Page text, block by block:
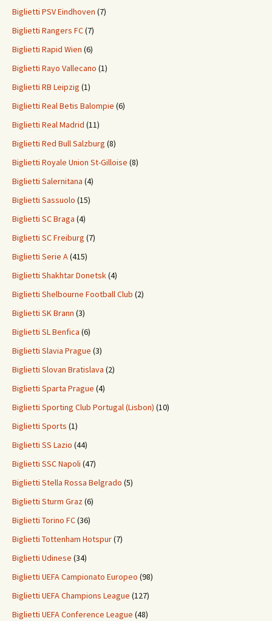
Biglietti PSV Eindhoven (7)
Biglietti Rangers FC(7)
Biglietti Rapid Wien (6)
Biglietti Rayo Vallecano (1)
Biglietti RB Leipzig (1)
Biglietti Real Betis Balompie (6)
Biglietti Real Madrid (11)
Biglietti Red Bull Salzburg (8)
Biglietti Royale Union St-Gilloise (8)
Biglietti Salernitana (4)
Biglietti Sassuolo (15)
Biglietti SC Braga (4)
Biglietti SC Freiburg (7)
Biglietti Serie A(415)
Biglietti Shakhtar Donetsk(4)
Biglietti Shelbourne Football Club (2)
Biglietti SK Brann (3)
Biglietti SL Benfica (6)
Biglietti Slavia Prague (3)
Biglietti Slovan Bratislava (2)
Biglietti Sparta Prague (4)
Biglietti Sporting Club Portugal (Lisbon) (10)
Biglietti Sports (1)
Biglietti SS Lazio (44)
Biglietti SSC Napoli (47)
Biglietti Stella Rossa Belgrado (5)
Biglietti Sturm Graz(6)
Biglietti Torino FC(36)
Biglietti Tottenham Hotspur(7)
Biglietti Udinese (34)
Biglietti UEFA Campionato Europeo (98)
Biglietti UEFA Champions League (127)
Biglietti UEFA Conference League (48)